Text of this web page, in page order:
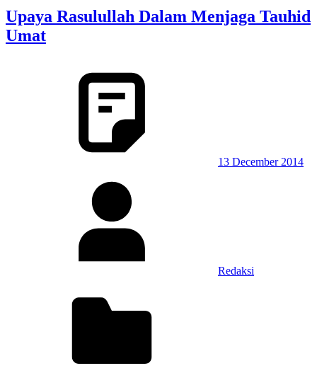
Upaya Rasulullah Dalam Menjaga Tauhid
Umat
13 December 2014
Redaksi